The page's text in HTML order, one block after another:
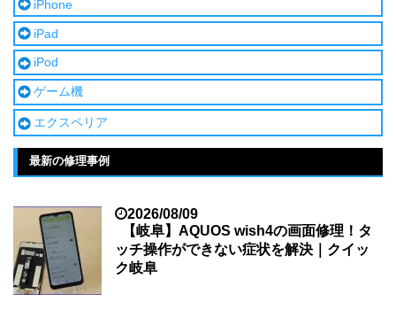
iPhone
iPad
iPod
ゲーム機
エクスペリア
最新の修理事例
2026/08/09
【岐阜】AQUOS wish4の画面修理！タ
ッチ操作ができない症状を解決｜クイッ
ク岐阜